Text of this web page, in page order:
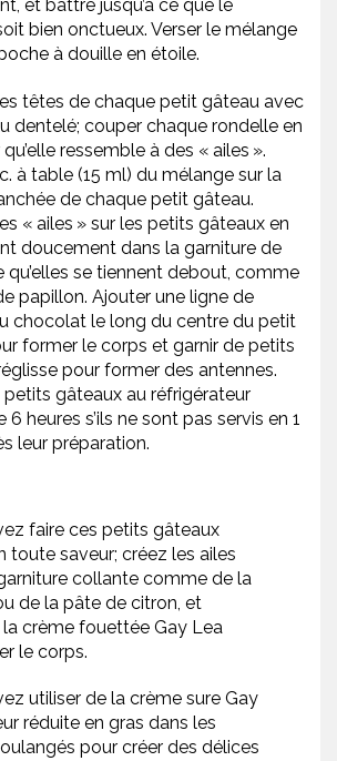
et battre jusqu’à ce que le
bien onctueux. Verser le mélange
à douille en étoile.
têtes de chaque petit gâteau avec
dentelé; couper chaque rondelle en
ressemble à des « ailes ».
à table (15 ml) du mélange sur la
de chaque petit gâteau.
« ailes » sur les petits gâteaux en
doucement dans la garniture de
qu’elles se tiennent debout, comme
papillon. Ajouter une ligne de
chocolat le long du centre du petit
former le corps et garnir de petits
pour former des antennes.
petits gâteaux au réfrigérateur
6 heures s’ils ne sont pas servis en 1
leur préparation.
faire ces petits gâteaux
toute saveur; créez les ailes
collante comme de la
de la pâte de citron, et
crème fouettée Gay Lea
le corps.
utiliser de la crème sure Gay
réduite en gras dans les
pour créer des délices